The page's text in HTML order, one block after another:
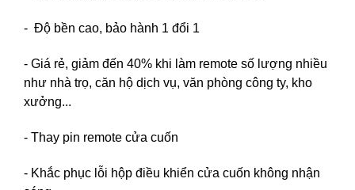
- Độ bền cao, bảo hành 1 đổi 1
- Giá rẻ, giảm đến 40% khi làm remote số lượng nhiều
như nhà trọ, căn hộ dịch vụ, văn phòng công ty, kho
xưởng...
- Thay pin remote cửa cuốn
- Khắc phục lỗi hộp điều khiển cửa cuốn không nhận